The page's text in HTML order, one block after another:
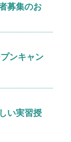
募集のお
ンキャン
い実習授